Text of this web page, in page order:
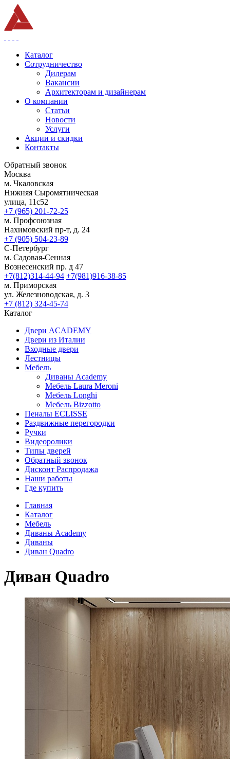
Каталог
Сотрудничество
Дилерам
Вакансии
Архитекторам и дизайнерам
О компании
Статьи
Новости
Услуги
Акции и скидки
Контакты
Обратный звонок
Москва
м. Чкаловская
Нижняя Сыромятническая
улица, 11с52
+7 (965) 201-72-25
м. Профсоюзная
Нахимовский пр-т, д. 24
+7 (905) 504-23-89
С-Петербург
м. Садовая-Сенная
Вознесенский пр. д 47
+7(812)314-44-94 +7(981)916-38-85
м. Приморская
ул. Железноводская, д. 3
+7 (812) 324-45-74
Каталог
Двери ACADEMY
Двери из Италии
Входные двери
Лестницы
Мебель
Диваны Academy
Мебель Laura Meroni
Мебель Longhi
Мебель Bizzotto
Пеналы ECLISSE
Раздвижные перегородки
Ручки
Видеоролики
Типы дверей
Обратный звонок
Дисконт Распродажа
Наши работы
Где купить
Главная
Каталог
Мебель
Диваны Academy
Диваны
Диван Quadro
Диван Quadro